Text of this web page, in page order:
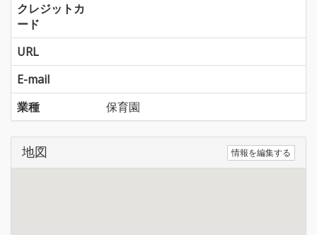
クレジットカ
ード
URL
E-mail
業種
保育園
地図 情報を編集する